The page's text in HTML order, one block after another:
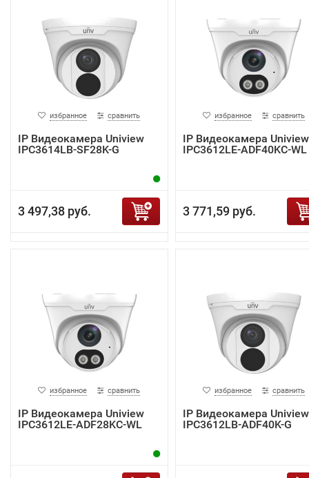
избранное сравнить
IP Видеокамера Uniview
IPC3614LB-SF28K-G
3 497,38 руб.
избранное сравнить
IP Видеокамера Uniview
IPC3612LE-ADF40KC-WL
3 771,59 руб.
избранное сравнить
IP Видеокамера Uniview
IPC3612LE-ADF28KC-WL
избранное сравнить
IP Видеокамера Uniview
IPC3612LB-ADF40K-G